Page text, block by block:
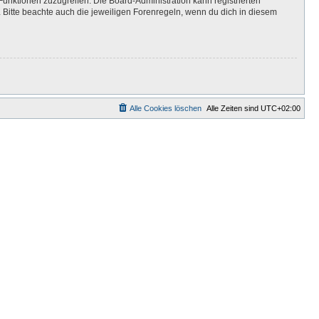
beachte auch die jeweiligen Forenregeln, wenn du dich in diesem
Alle Zeiten sind UTC+02:00
Alle Cookies löschen